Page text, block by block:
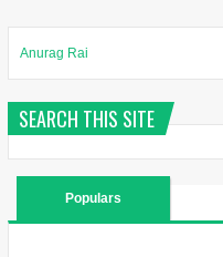
Anurag Rai
SEARCH THIS SITE
Populars